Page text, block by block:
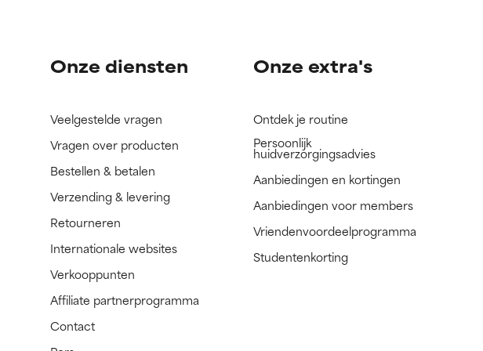
Onze diensten
Veelgestelde vragen
Vragen over producten
Bestellen & betalen
Verzending & levering
Retourneren
Internationale websites
Verkooppunten
Affiliate partnerprogramma
Contact
Onze extra's
Ontdek je routine
Persoonlijk
huidverzorgingsadvies
Aanbiedingen en kortingen
Aanbiedingen voor members
Vriendenvoordeelprogramma
Studentenkorting